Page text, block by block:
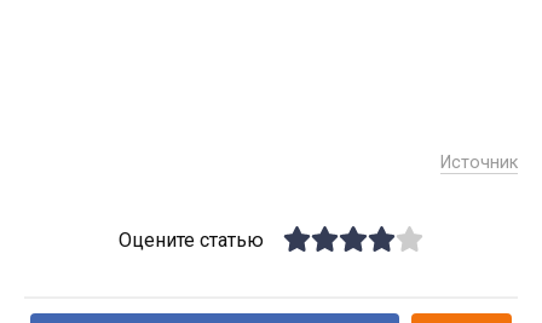
Источник
Оцените статью